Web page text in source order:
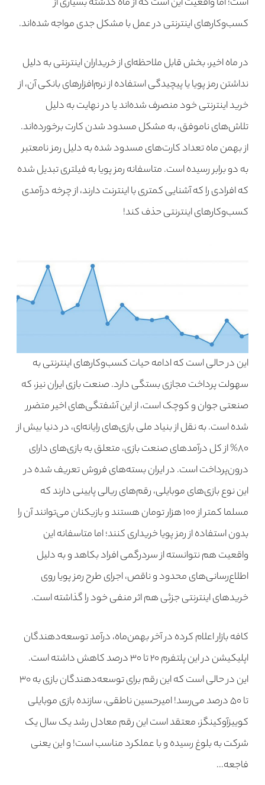
کسب‌وکارهای اینترنتی در عمل با مشکل جدی مواجه شده‌اند.
در ماه اخیر، بخش قابل ملاحظه‌ای از خریداران اینترنتی به دلیل
نداشتن رمز پویا یا پیچیدگی استفاده از نرم‌افزارهای بانکی آن، از
خرید اینترنتی خود منصرف شده‌اند یا در نهایت به دلیل
تلاش‌های ناموفق، به مشکل مسدود شدن کارت برخورده‌اند.
از بهمن ماه تعداد کارت‌های مسدود شده به دلیل رمز نامعتبر
به دو برابر رسیده است. متاسفانه رمز پویا به فیلتری تبدیل شده
که افرادی را که آشنایی کمتری با اینترنت دارند، از چرخه درآمدی
کسب‌وکارهای اینترنتی حذف کند!
این در حالی است که ادامه حیات کسب‌وکارهای اینترنتی به
سهولت پرداخت مجازی بستگی دارد. صنعت بازی ایران نیز، که
صنعتی جوان و کوچک است، از این آشفتگی‌های اخیر متضرر
شده است. به نقل از بنیاد ملی بازی‌های رایانه‌ای، در دنیا بیش از
۸۰% از کل درآمدهای صنعت بازی، متعلق به بازی‌های دارای
درون‌پرداخت است. در ایران بسته‌های فروش تعریف شده در
این نوع بازی‌های موبایلی، رقم‌های ریالی پایینی دارند که
مسلما کمتر از ۱۰۰ هزار تومان هستند و بازیکنان می‌توانند آن را
بدون استفاده از رمز پویا خریداری کنند؛ اما متاسفانه این
واقعیت هم نتوانسته از سردرگمی افراد بکاهد و به دلیل
اطلاع‌رسانی‌های محدود و ناقص، اجرای طرح رمز پویا روی
خریدهای اینترنتی جزئی هم اثر منفی خود را گذاشته است.
کافه بازار اعلام کرده در آخر بهمن‌ماه، درآمد توسعه‌دهندگان
اپلیکیشن در این پلتفرم ۲۰ تا ۳۰ درصد کاهش داشته است.
این در حالی است که این رقم برای توسعه‌دهندگان بازی به ۳۰
تا ۵۰ درصد می‌رسد! امیرحسین ناطقی، سازنده بازی موبایلی
کوییزآوکینگز، معتقد است این رقم معادل رشد یک سال یک
شرکت به بلوغ رسیده و با عملکرد مناسب است! و این یعنی
فاجعه…